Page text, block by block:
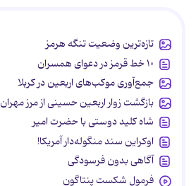
تازه‌ترین وضعیت تنگه هرمز
۱۰ خط قرمز در دعوای همسران
جمع‌آوری موکب‌های اربعین در کربلا
بازگشت زوار اربعین حسینی از مرز مهران
شاه کلید دوستی با حضرت امیر
اوکراین سند منگوله‌دار آمریکا!
آگاهی بدون فرسودگی
فرمول شکست پنتاگون